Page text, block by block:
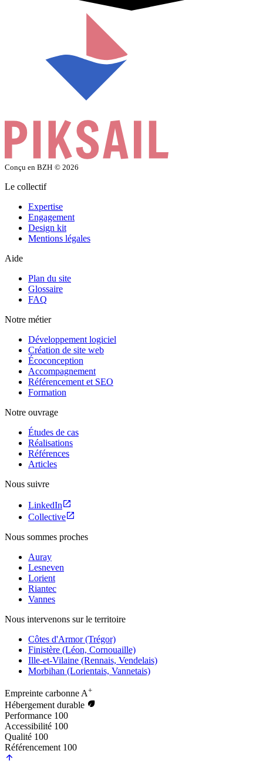
Conçu en BZH © 2026
Le collectif
Expertise
Engagement
Design kit
Mentions légales
Aide
Plan du site
Glossaire
FAQ
Notre métier
Développement logiciel
Création de site web
Écoconception
Accompagnement
Référencement et SEO
Formation
Notre ouvrage
Études de cas
Réalisations
Références
Articles
Nous suivre
LinkedIn
Collective
Nous sommes proches
Auray
Lesneven
Lorient
Riantec
Vannes
Nous intervenons sur le territoire
Côtes d'Armor (Trégor)
Finistère (Léon, Cornouaille)
Ille-et-Vilaine (Rennais, Vendelais)
Morbihan (Lorientais, Vannetais)
Empreinte carbonne A+
Hébergement durable
Performance 100
Accessibilité 100
Qualité 100
Référencement 100